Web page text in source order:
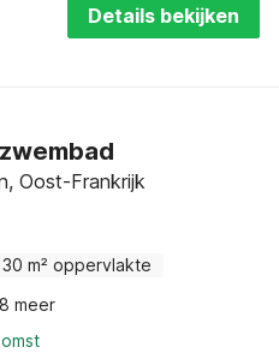
Details bekijken
Oost-Frankrijk
m² oppervlakte
meer